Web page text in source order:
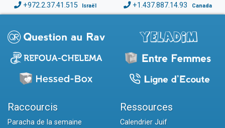
+972.2.37.41.515 Israël +1.437.887.14.93 Canada
Raccourcis
Paracha de la semaine
Ressources
Calendrier Juif